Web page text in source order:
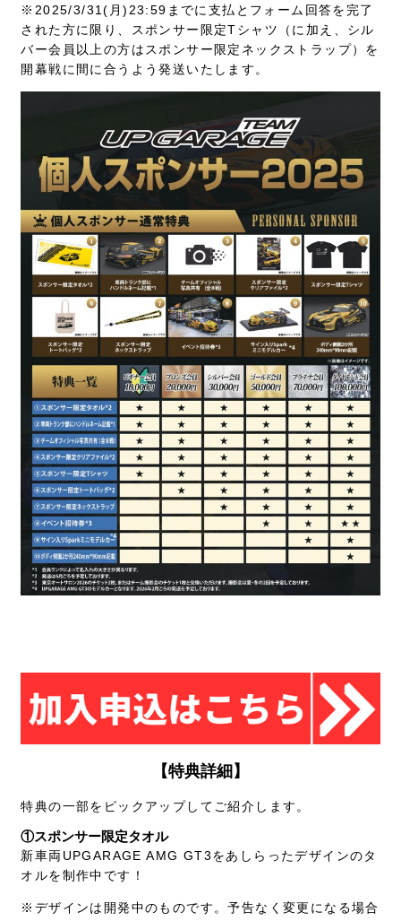
※2025/3/31(月)23:59までに支払とフォーム回答を完了
された方に限り、スポンサー限定Tシャツ（に加え、シル
バー会員以上の方はスポンサー限定ネックストラップ）を
開幕戦に間に合うよう発送いたします。
【特典詳細】
特典の一部をピックアップしてご紹介します。
①スポンサー限定タオル
新車両UPGARAGE AMG GT3をあしらったデザインのタ
オルを制作中です！
※デザインは開発中のものです。予告なく変更になる場合